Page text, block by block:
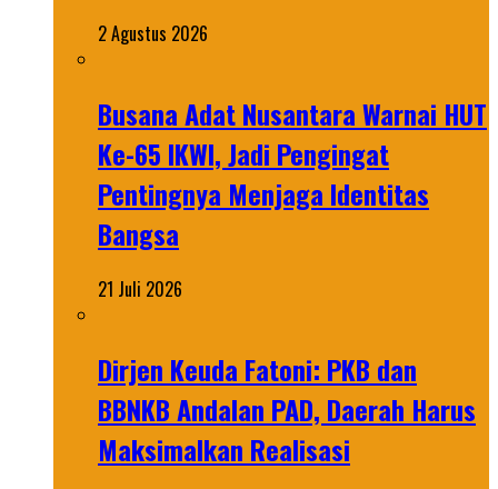
2 Agustus 2026
Busana Adat Nusantara Warnai HUT
Ke-65 IKWI, Jadi Pengingat
Pentingnya Menjaga Identitas
Bangsa
21 Juli 2026
Dirjen Keuda Fatoni: PKB dan
BBNKB Andalan PAD, Daerah Harus
Maksimalkan Realisasi